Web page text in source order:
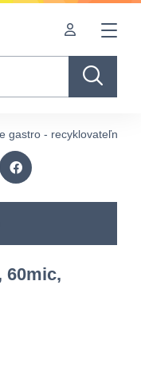
gastro - recyklovateľné
60mic,